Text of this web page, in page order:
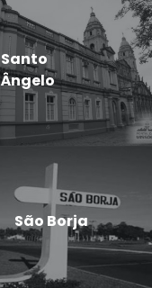
Santo
Ângelo
São Borja